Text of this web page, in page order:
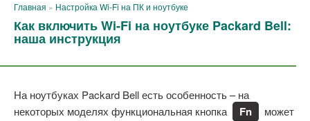
Главная » Настройка Wi-Fi на ПК и ноутбуке
Как включить Wi-Fi на ноутбуке Packard Bell:
наша инструкция
На ноутбуках Packard Bell есть особенность – на
некоторых моделях функциональная кнопка
Fn
может